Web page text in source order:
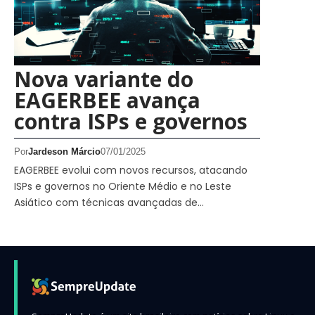
Nova variante do
EAGERBEE avança
contra ISPs e governos
PorJardeson Márcio07/01/2025
EAGERBEE evolui com novos recursos, atacando
ISPs e governos no Oriente Médio e no Leste
Asiático com técnicas avançadas de…